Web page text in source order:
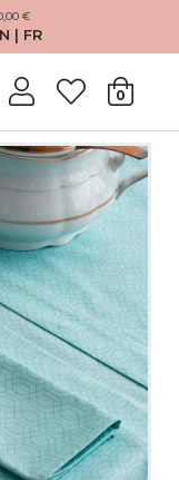
€
| FR
0